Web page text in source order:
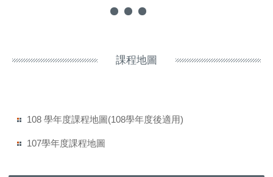
課程地圖
108 學年度課程地圖(108學年度後適用)
107學年度課程地圖